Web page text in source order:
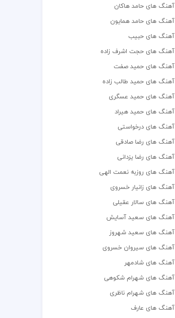
آهنگ های حامد هاکان
آهنگ های حامد همایون
آهنگ های حبیب
آهنگ های حجت اشرف زاده
آهنگ های حمید صفت
آهنگ های حمید طالب زاده
آهنگ های حمید عسگری
آهنگ های حمید هیراد
آهنگ های درخواستی
آهنگ های رضا صادقی
آهنگ های رضا یزدانی
آهنگ های روزبه نعمت الهی
آهنگ های زانیار خسروی
آهنگ های سالار عقیلی
آهنگ های سعید آسایش
آهنگ های سعید شهروز
آهنگ های سیروان خسروی
آهنگ های شادمهر
آهنگ های شهرام شکوهی
آهنگ های شهرام ناظری
آهنگ های عارف